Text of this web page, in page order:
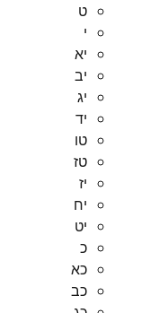
ט
י
יא
יב
יג
יד
טו
טז
יז
יח
יט
כ
כא
כב